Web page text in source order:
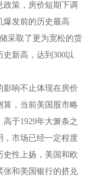
策，房价短期下调
爆发前的历史最高
采取了更为宽松的货
新高，达到300以
影响不止体现在房价
算，当前美国股市略
于1929年大箫条之
，市场已经一定程度
史性上扬，美国和欧
张和美国银行的挤兑